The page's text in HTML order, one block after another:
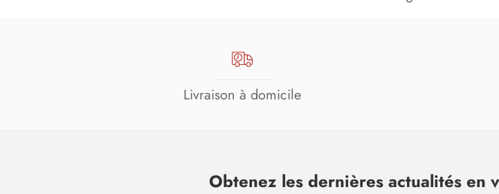
Livraison à domicile
Obtenez les dernières actualités en